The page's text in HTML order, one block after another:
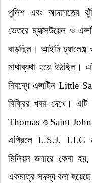
পুলিশ এবং আদালতের
ভেতরে ম্যাক্সউয়েল ও
বাড়ছিল ।আইনি চ্যালেঞ্জ
মাথাব্যথা হয়ে উঠছিল।
নিবন্ধে এপ্সটিন Little
বিক্রির খবর দেখে।
Thomas ও Saint John-
এপ্রিলে L.S.J. LLC
মিলিয়ন ডলারে কেনা
একমাত্র সদস্য বলা হয়েছে